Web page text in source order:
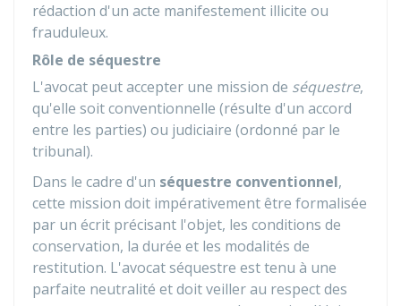
rédaction d'un acte manifestement illicite ou
frauduleux.
Rôle de séquestre
L'avocat peut accepter une mission de séquestre,
qu'elle soit conventionnelle (résulte d'un accord
entre les parties) ou judiciaire (ordonné par le
tribunal).
Dans le cadre d'un séquestre conventionnel,
cette mission doit impérativement être formalisée
par un écrit précisant l'objet, les conditions de
conservation, la durée et les modalités de
restitution. L'avocat séquestre est tenu à une
parfaite neutralité et doit veiller au respect des